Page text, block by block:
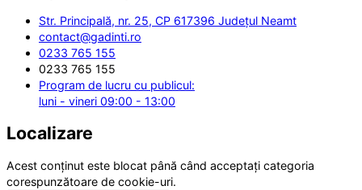
Str. Principală, nr. 25, CP 617396 Județul Neamt
contact@gadinti.ro
0233 765 155
0233 765 155
Program de lucru cu publicul:
luni - vineri 09:00 - 13:00
Localizare
Acest conținut este blocat până când acceptați categoria
corespunzătoare de cookie-uri.